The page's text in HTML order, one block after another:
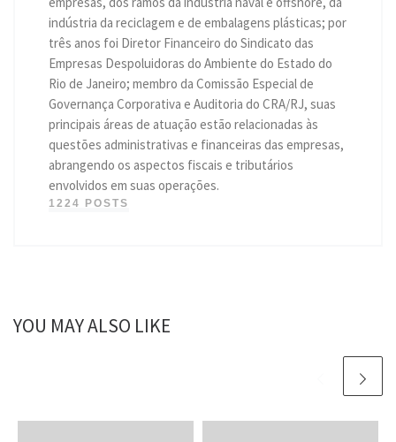
indústria da reciclagem e de embalagens plásticas; por
três anos foi Diretor Financeiro do Sindicato das
Empresas Despoluidoras do Ambiente do Estado do
Rio de Janeiro; membro da Comissão Especial de
Governança Corporativa e Auditoria do CRA/RJ, suas
principais áreas de atuação estão relacionadas às
questões administrativas e financeiras das empresas,
abrangendo os aspectos fiscais e tributários
envolvidos em suas operações.
1224 POSTS
YOU MAY ALSO LIKE